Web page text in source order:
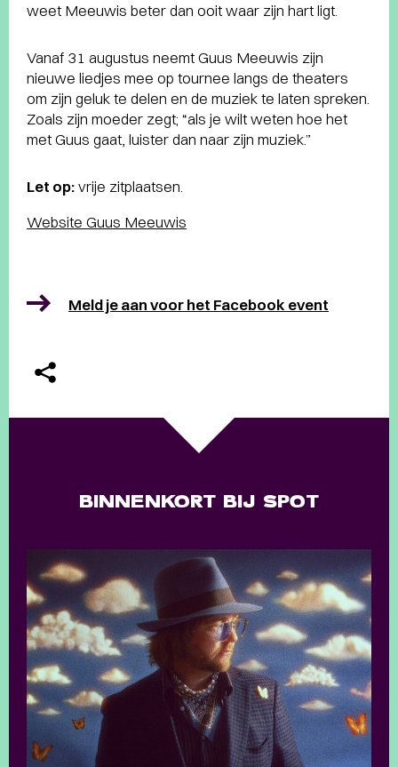
weet Meeuwis beter dan ooit waar zijn hart ligt.
Vanaf 31 augustus neemt Guus Meeuwis zijn
nieuwe liedjes mee op tournee langs de theaters
om zijn geluk te delen en de muziek te laten spreken.
Zoals zijn moeder zegt; “als je wilt weten hoe het
met Guus gaat, luister dan naar zijn muziek.”
Let op:vrije zitplaatsen.
Website Guus Meeuwis
Meld je aan voor het Facebook event
BINNENKORT BIJ SPOT